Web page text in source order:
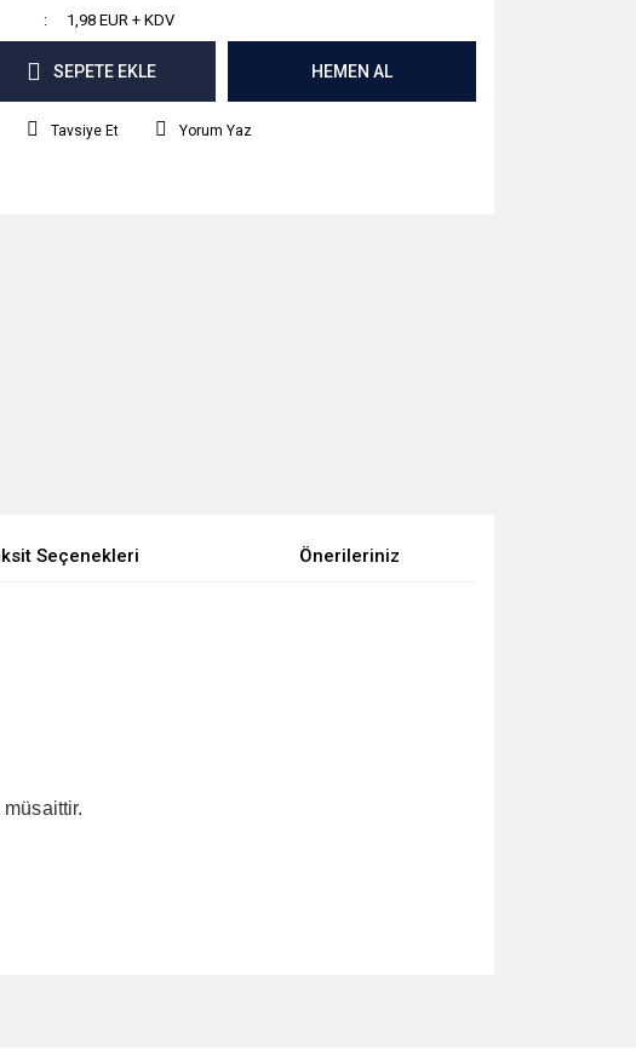
1,98 EUR + KDV
SEPETE EKLE HEMEN AL
Tavsiye Et Yorum Yaz
Seçenekleri Önerileriniz
müsaittir.